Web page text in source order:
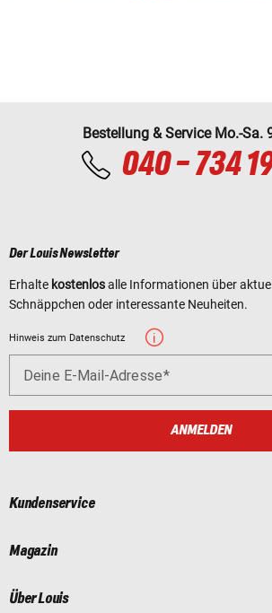
Bestellung & Service Mo.-Sa.
040 - 734
Der Louis Newsletter
Erhalte kostenlosalle Informationen über
Schnäppchen oder interessante Neuheiten.
Hinweis zum Datenschutz
Deine E-Mail-Adresse
ANMELDEN
Kundenservice
Magazin
Über Louis